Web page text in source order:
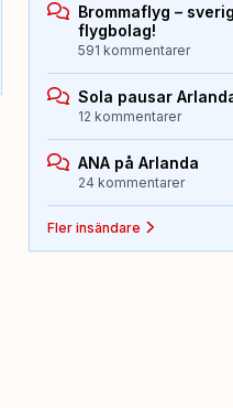
Brommaflyg –
flygbolag!
591 kommentarer
Sola pausar
12 kommentarer
ANA på Arlanda
24 kommentarer
Fler insändare